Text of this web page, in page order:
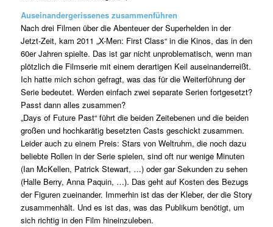
Auseinandergerissenes zusammenführen
Nach drei Filmen über die Abenteuer der Superhelden in der
Jetzt-Zeit, kam 2011 „X-Men: First Class“ in die Kinos, das in den
60er Jahren spielte. Das ist gar nicht unproblematisch, wenn man
plötzlich die Filmserie mit einem derartigen Keil auseinanderreißt.
Ich hatte mich schon gefragt, was das für die Weiterführung der
Serie bedeutet. Werden einfach zwei separate Serien fortgesetzt?
Passt dann alles zusammen?
„Days of Future Past“ führt die beiden Zeitebenen und die beiden
großen und hochkarätig besetzten Casts geschickt zusammen.
Leider auch zu einem Preis: Stars von Weltruhm, die noch dazu
beliebte Rollen in der Serie spielen, sind oft nur wenige Minuten
(Ian McKellen, Patrick Stewart, …) oder gar Sekunden zu sehen
(Halle Berry, Anna Paquin, …). Das geht auf Kosten des Bezugs
der Figuren zueinander. Immerhin ist das der Kleber, der die Story
zusammenhält. Und es ist das, was das Publikum benötigt, um
sich richtig in den Film hineinzuleben.